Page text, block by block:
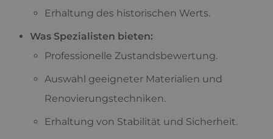
Erhaltung des historischen Werts.
Was Spezialisten bieten:
Professionelle Zustandsbewertung.
Auswahl geeigneter Materialien und
Renovierungstechniken.
Erhaltung von Stabilität und Sicherheit.